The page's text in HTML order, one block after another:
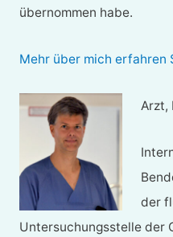
übernommen habe.
Mehr über mich erfahren
Arzt,
der
Untersuchungsstelle der